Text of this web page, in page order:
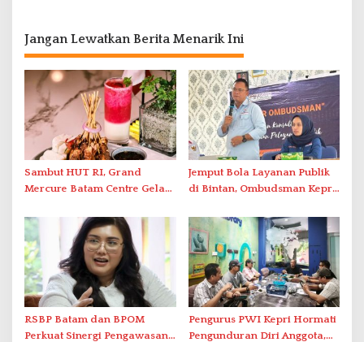
Jangan Lewatkan Berita Menarik Ini
Sambut HUT RI, Grand
Mercure Batam Centre Gelar
Nusantara’
Jemput Bola Layanan Publik
di Bintan, Ombudsman Kepri
Solar Nelayan
RSBP Batam dan BPOM
Perkuat Sinergi Pengawasan
Pengurus PWI Kepri Hormati
Pengunduran Diri Anggota,